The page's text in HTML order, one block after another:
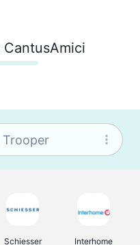
CantusAmici
Schiesser Interhome